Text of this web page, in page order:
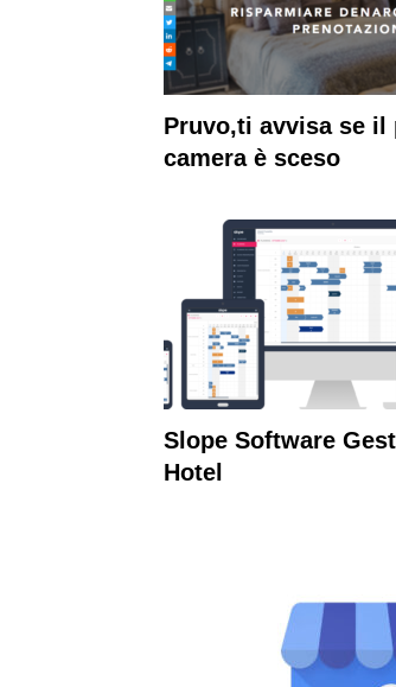
Pruvo,ti avvisa se il
camera è sceso
Slope Software
Hotel